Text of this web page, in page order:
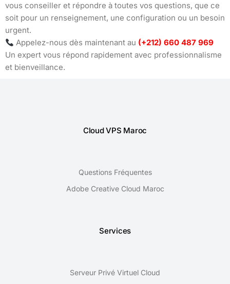
vous conseiller et répondre à toutes vos questions, que ce
soit pour un renseignement, une configuration ou un besoin
urgent.
Appelez-nous dès maintenant au (+212) 660 487 969
Un expert vous répond rapidement avec professionnalisme
et bienveillance.
Cloud VPS Maroc
Questions Fréquentes
Adobe Creative Cloud Maroc
Services
Serveur Privé Virtuel Cloud